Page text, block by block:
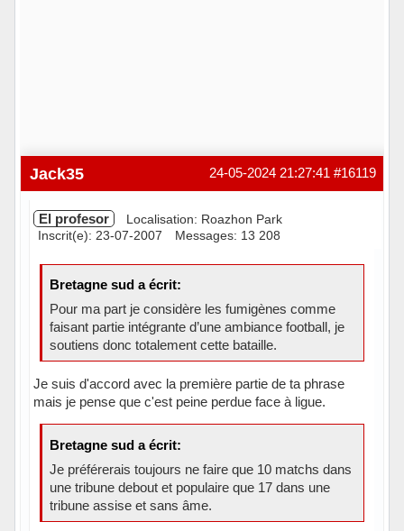
#16119
24-05-2024 21:27:41
Jack35
El profesor
Localisation: Roazhon Park
Inscrit(e): 23-07-2007
Messages: 13 208
Bretagne sud a écrit:
Pour ma part je considère les fumigènes comme
faisant partie intégrante d’une ambiance football, je
soutiens donc totalement cette bataille.
Je suis d'accord avec la première partie de ta phrase
mais je pense que c'est peine perdue face à ligue.
Bretagne sud a écrit:
Je préférerais toujours ne faire que 10 matchs dans
une tribune debout et populaire que 17 dans une
tribune assise et sans âme.